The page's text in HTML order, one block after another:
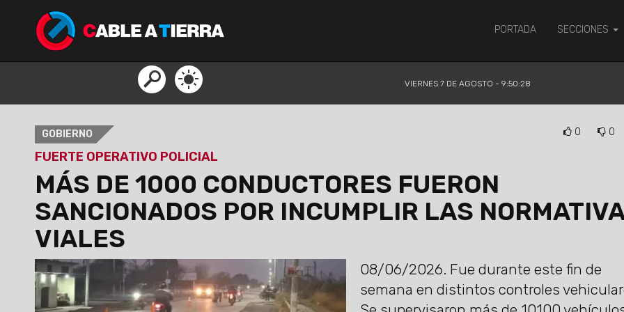
PORTADA SECCIONES
VIERNES 7 DE AGOSTO - 9:50:28
GOBIERNO 0 0
FUERTE OPERATIVO POLICIAL
MÁS DE 1000 CONDUCTORES FUERON
SANCIONADOS POR INCUMPLIR LAS
VIALES
08/06/2026. Fue durante este fin de
semana en distintos controles